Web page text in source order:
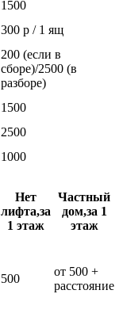
1500
300 р / 1 ящ
200 (если в
сборе)/2500 (в
разборе)
1500
2500
1000
Нет
лифта,за
1 этаж
Частный
дом,за 1
этаж
500
от 500 +
расстояние